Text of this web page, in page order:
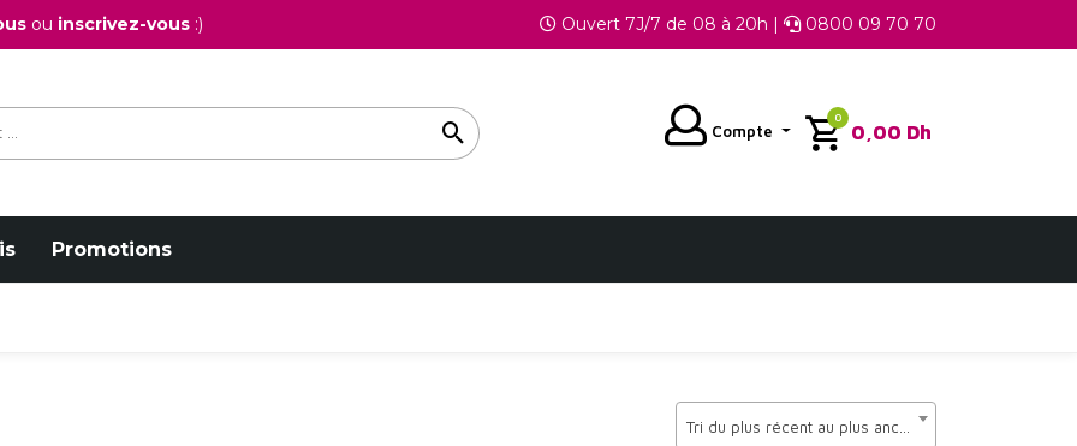
ou inscrivez-vous :) Ouvert 7J/7 de 08 à 20h | 0800 09 70 70
Compte 0,00 Dh
0
Promotions